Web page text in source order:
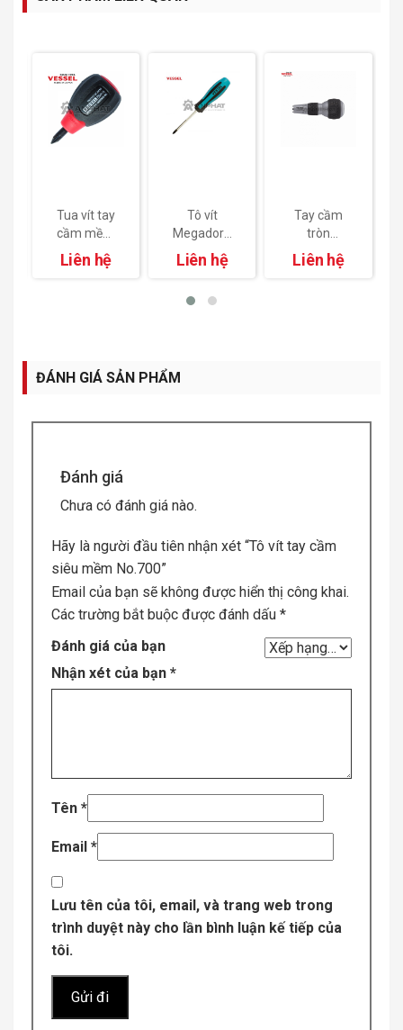
Tua vít tay
cầm mềm
loại ngắn
No.720
Liên hệ
Tô vít
Megadora
tiêu chuẩn
No.900
Liên hệ
Tay cầm
tròn
No.230W
Liên hệ
ĐÁNH GIÁ SẢN PHẨM
Đánh giá
Chưa có đánh giá nào.
Hãy là người đầu tiên nhận xét “Tô vít tay cầm
siêu mềm No.700”
Email của bạn sẽ không được hiển thị công khai.
Các trường bắt buộc được đánh dấu *
Đánh giá của bạn
Nhận xét của bạn *
Tên *
Email *
Lưu tên của tôi, email, và trang web trong
trình duyệt này cho lần bình luận kế tiếp của
tôi.